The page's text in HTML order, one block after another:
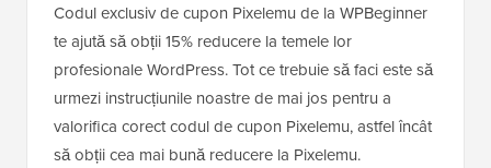
Codul exclusiv de cupon Pixelemu de la WPBeginner
te ajută să obții 15% reducere la temele lor
profesionale WordPress. Tot ce trebuie să faci este să
urmezi instrucțiunile noastre de mai jos pentru a
valorifica corect codul de cupon Pixelemu, astfel încât
să obții cea mai bună reducere la Pixelemu.